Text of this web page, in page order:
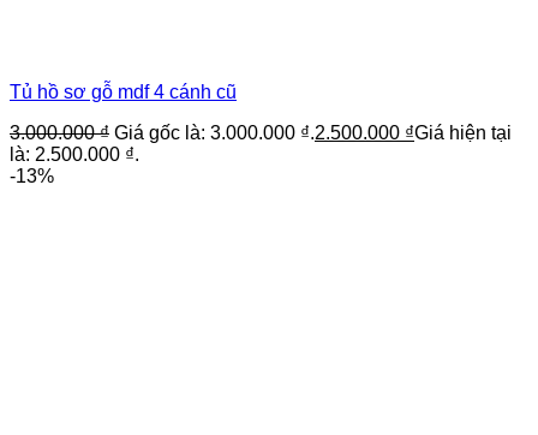
Tủ hồ sơ gỗ mdf 4 cánh cũ
3.000.000₫ Giá gốc là: 3.000.000 ₫.2.500.000 ₫Giá hiện tại
là: 2.500.000 ₫.
-13%